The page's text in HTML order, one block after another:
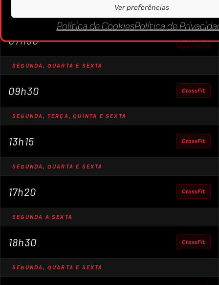
Ver preferências
Política de CookiesPolítica de
07h30 CrossFit
SEGUNDA, QUARTA E SEXTA
09h30 CrossFit
SEGUNDA, TERÇA, QUINTA E SEXTA
13h15 CrossFit
SEGUNDA, QUARTA E SEXTA
17h20 CrossFit
SEGUNDA A SEXTA
18h30 CrossFit
SEGUNDA, QUARTA E SEXTA